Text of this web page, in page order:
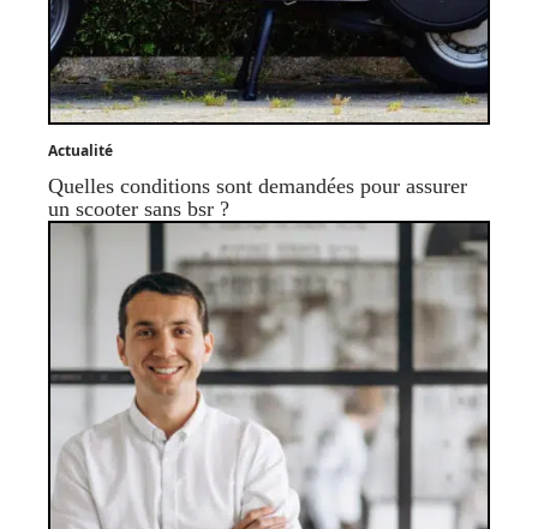
Actualité
Quelles conditions sont demandées pour assurer
un scooter sans bsr ?